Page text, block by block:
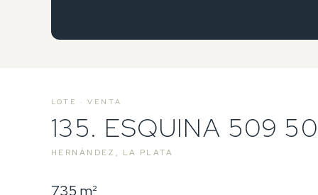
LOTE · VENTA
135. ESQUINA 509
HERNÁNDEZ, LA PLATA
735 m²